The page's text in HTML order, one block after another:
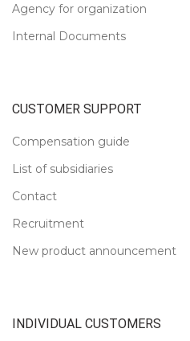
Agency for organization
Internal Documents
CUSTOMER SUPPORT
Compensation guide
List of subsidiaries
Contact
Recruitment
New product announcement
INDIVIDUAL CUSTOMERS